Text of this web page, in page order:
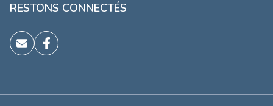
RESTONS CONNECTÉS